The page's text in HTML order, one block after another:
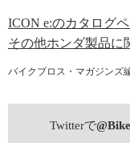
ICON e:のカタログ
その他ホンダ製品に
バイクブロス・マガジンズ
Twitterで